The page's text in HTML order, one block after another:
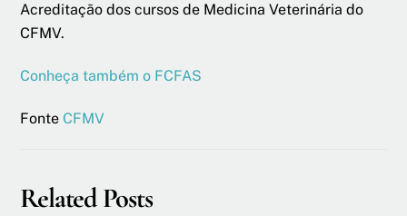
Acreditação dos cursos de Medicina Veterinária do
CFMV.
Conheça também o FCFAS
Fonte CFMV
Related Posts